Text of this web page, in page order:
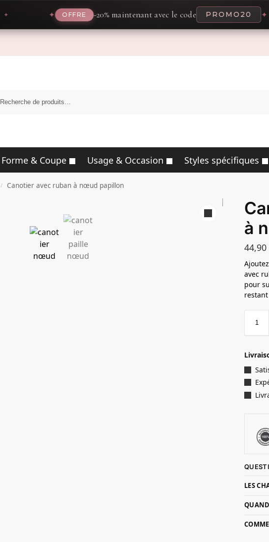
OFFRE -20% maintenant avec le code PROMO20 ✦
Forme & Coupe Usage & Occasion Styles spécifiques
/ Canotier avec ruban à nœud papillon
à
44,90
avec
pour
LES